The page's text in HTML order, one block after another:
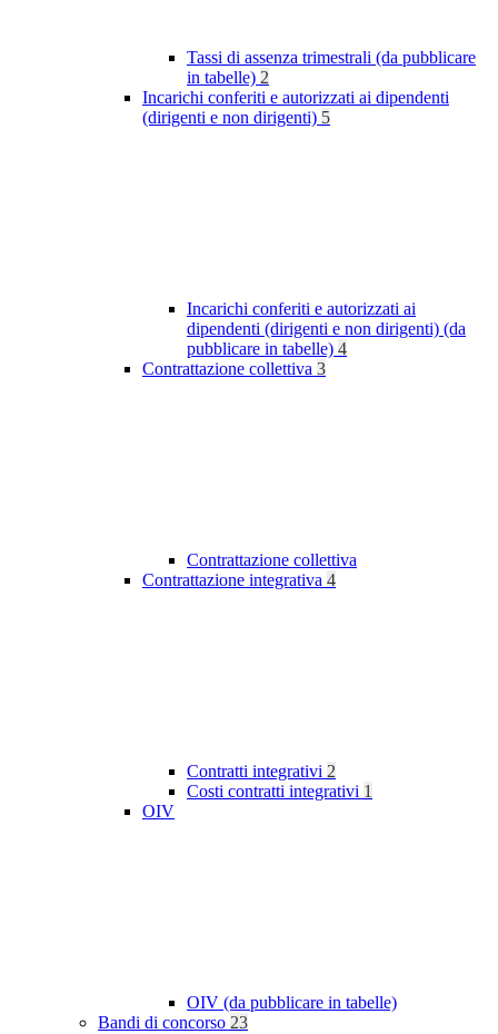
Tassi di assenza trimestrali (da pubblicare
in tabelle) 2
Incarichi conferiti e autorizzati ai dipendenti
(dirigenti e non dirigenti) 5
Incarichi conferiti e autorizzati ai
dipendenti (dirigenti e non dirigenti) (da
pubblicare in tabelle) 4
Contrattazione collettiva 3
Contrattazione collettiva
Contrattazione integrativa 4
Contratti integrativi 2
Costi contratti integrativi 1
OIV
OIV (da pubblicare in tabelle)
Bandi di concorso 23